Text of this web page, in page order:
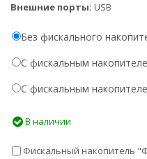
Внешние порты: USB
Без фискального
С фискальным
С фискальным
В наличии
Фискальный накопитель